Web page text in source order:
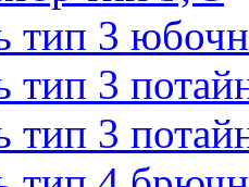
тип 3
тип 3
тип 3